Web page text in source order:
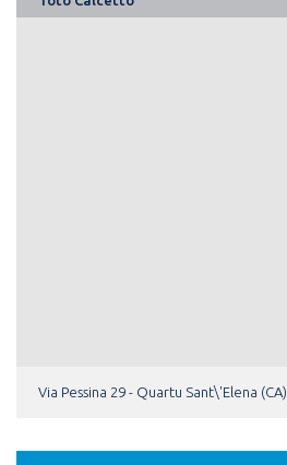
Via Pessina 29 - Quartu Sant\'Elena (CA)